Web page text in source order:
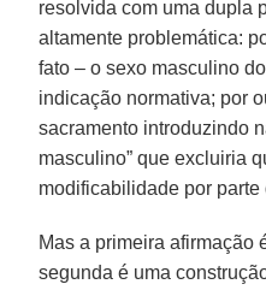
resolvida com uma dupla
altamente problemática:
fato – o sexo masculino
indicação normativa; por
sacramento introduzindo
masculino” que excluiria
modificabilidade por parte
Mas a primeira afirmação
segunda é uma